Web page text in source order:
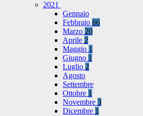
2021
Gennaio
Febbraio 86
Marzo 20
Aprile 2
Maggio 1
Giugno 1
Luglio 2
Agosto
Settembre
Ottobre 1
Novembre 3
Dicembre 1